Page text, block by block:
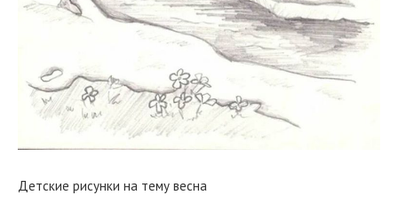
Детские рисунки на тему весна